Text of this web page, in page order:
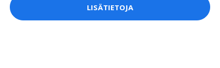
LISÄTIETOJA